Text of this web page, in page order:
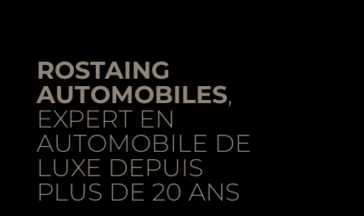
ROSTAING
AUTOMOBILES,
EXPERT EN
AUTOMOBILE DE
LUXE DEPUIS
PLUS DE 20 ANS